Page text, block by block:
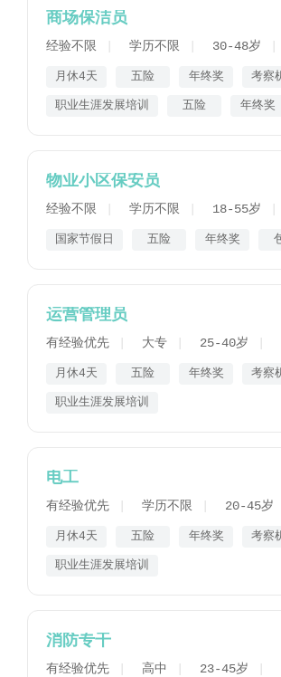
商场保洁员
经验不限 学历不限 30-48岁
月休4天 五险 年终奖 考察
职业生涯发展培训 五险 年终奖
物业小区保安员
经验不限 学历不限 18-55岁
国家节假日 五险 年终奖
运营管理员
有经验优先 大专 25-40岁
月休4天 五险 年终奖 考察
职业生涯发展培训
电工
有经验优先 学历不限 20-45岁
月休4天 五险 年终奖 考察
职业生涯发展培训
消防专干
有经验优先 高中 23-45岁